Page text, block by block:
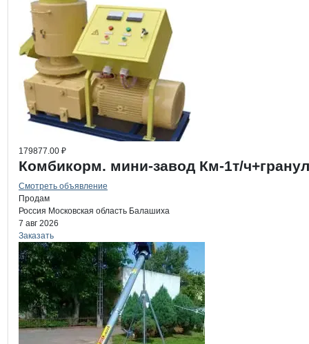
179877.00 ₽
Комбикорм. мини-завод Км-1т/
Смотреть объявление
Продам
Россия Московская область Балашиха
7 авг 2026
Заказать